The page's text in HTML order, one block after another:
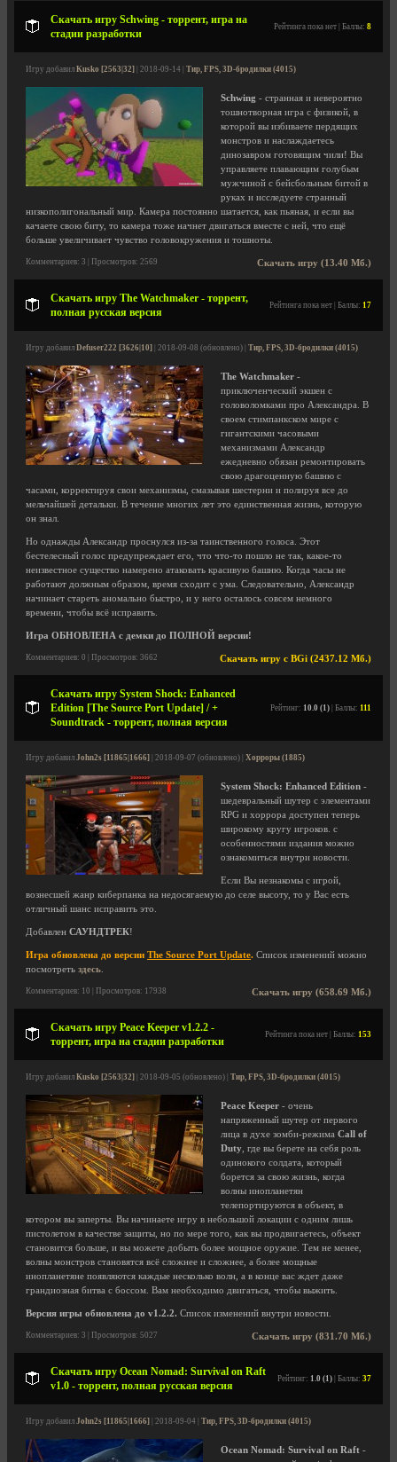
Скачать игру Schwing - торрент, игра на
стадии разработки
Рейтинга пока нет | Баллы: 8
Игру добавил Kusko [2563|32] | 2018-09-14 | Тир, FPS, 3D-бродилки (4015)
Schwing - странная и невероятно
тошнотворная игра с физикой, в
которой вы избиваете пердящих
монстров и наслаждаетесь
динозавром готовящим чили! Вы
управляете плавающим голубым
мужчиной с бейсбольным битой в
руках и исследуете странный
низкополигональный мир. Камера постоянно шатается, как пьяная, и если вы
качаете свою биту, то камера тоже начнет двигаться вместе с ней, что ещё
больше увеличивает чувство головокружения и тошноты.
Скачать игру (13.40 Мб.)
Комментариев: 3 | Просмотров: 2569
Скачать игру The Watchmaker - торрент,
полная русская версия
Рейтинга пока нет | Баллы: 17
Игру добавил Defuser222 [3626|10] | 2018-09-08 (обновлено) | Тир, FPS, 3D-бродилки (4015)
The Watchmaker -
приключенческий экшен с
головоломками про Александра. В
своем стимпанкском мире с
гигантскими часовыми
механизмами Александр
ежедневно обязан ремонтировать
свою драгоценную башню с
часами, корректируя свои механизмы, смазывая шестерни и полируя все до
мельчайшей детальки. В течение многих лет это единственная жизнь, которую
он знал.
Но однажды Александр проснулся из-за таинственного голоса. Этот
бестелесный голос предупреждает его, что что-то пошло не так, какое-то
неизвестное существо намерено атаковать красивую башню. Когда часы не
работают должным образом, время сходит с ума. Следовательно, Александр
начинает стареть аномально быстро, и у него осталось совсем немного
времени, чтобы всё исправить.
Игра ОБНОВЛЕНА с демки до ПОЛНОЙ версии!
Скачать игру с BGi (2437.12 Мб.)
Комментариев: 0 | Просмотров: 3662
Скачать игру System Shock: Enhanced
Edition [The Source Port Update] / +
Soundtrack - торрент, полная версия
Рейтинг: 10.0 (1) | Баллы: 111
Игру добавил John2s [11865|1666] | 2018-09-07 (обновлено) | Хорроры (1885)
System Shock: Enhanced Edition -
шедевральный шутер с элементами
RPG и хоррора доступен теперь
широкому кругу игроков. с
особенностями издания можно
ознакомиться внутри новости.
Если Вы незнакомы с игрой,
вознесшей жанр киберпанка на недосягаемую до селе высоту, то у Вас есть
отличный шанс исправить это.
Добавлен САУНДТРЕК!
Игра обновлена до версии The Source Port Update. Список изменений можно
посмотреть здесь
Скачать игру (658.69 Мб.)
Комментариев: 10 | Просмотров: 17938
Скачать игру Peace Keeper v1.2.2 -
торрент, игра на стадии разработки
Рейтинга пока нет | Баллы: 153
Игру добавил Kusko [2563|32] | 2018-09-05 (обновлено) | Тир, FPS, 3D-бродилки (4015)
Peace Keeper - очень
напряженный шутер от первого
лица в духе зомби-режима Call of
Duty , где вы берете на себя роль
одинокого солдата, который
борется за свою жизнь, когда
волны инопланетян
телепортируются в объект, в
котором вы заперты. Вы начинаете игру в небольшой локации с одним лишь
пистолетом в качестве защиты, но по мере того, как вы продвигаетесь, объект
становится больше, и вы можете добыть более мощное оружие. Тем не менее,
волны монстров становятся всё сложнее и сложнее, а более мощные
инопланетяне появляются каждые несколько волн, а в конце вас ждет даже
грандиозная битва с боссом. Вам необходимо двигаться, чтобы выжить.
Версия игры обновлена до v1.2.2. Список изменений внутри новости.
Скачать игру (831.70 Мб.)
Комментариев: 3 | Просмотров: 5027
Скачать игру Ocean Nomad: Survival on Raft
v1.0 - торрент, полная русская версия
Рейтинг: 1.0 (1) | Баллы: 37
Игру добавил John2s [11865|1666] | 2018-09-04 | Тир, FPS, 3D-бродилки (4015)
Ocean Nomad: Survival on Raft -